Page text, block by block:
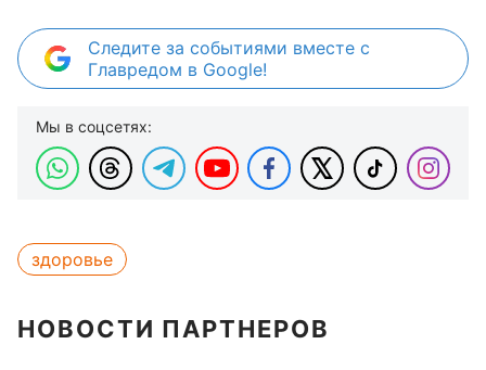
Следите за событиями вместе с
Главредом в Google!
Мы в соцсетях:
здоровье
НОВОСТИ ПАРТНЕРОВ